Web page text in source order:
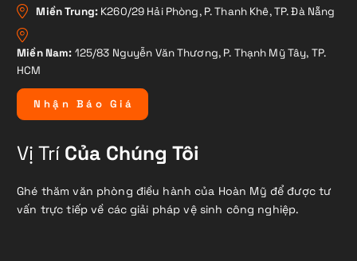
Miền Trung: K260/29 Hải Phòng, P. Thanh Khê, TP. Đà Nẵng
Miền Nam: 125/83 Nguyễn Văn Thương, P. Thạnh Mỹ Tây, TP.
HCM
N hậ n B á o G i á
Vị TríCủa Chúng Tôi
Ghé thăm văn phòng điều hành của Hoàn Mỹ để được tư
vấn trực tiếp về các giải pháp vệ sinh công nghiệp.